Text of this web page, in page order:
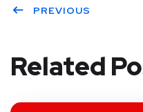
PREVIOUS
Related